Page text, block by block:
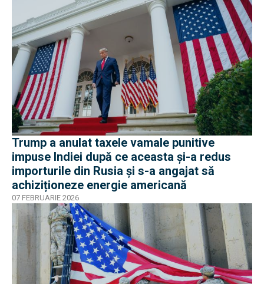
Trump a anulat taxele vamale punitive
impuse Indiei după ce aceasta și-a redus
importurile din Rusia și s-a angajat să
achiziționeze energie americană
07 FEBRUARIE 2026